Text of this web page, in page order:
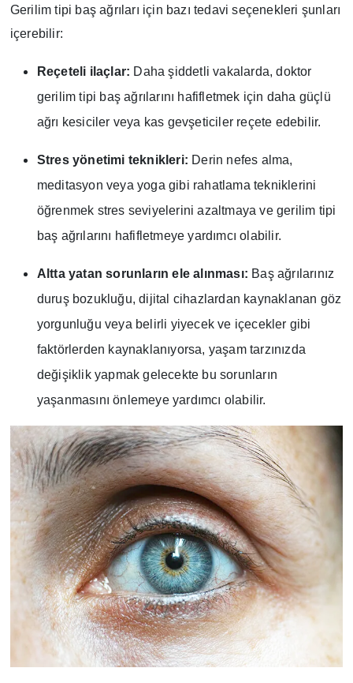
Gerilim tipi baş ağrıları için bazı tedavi seçenekleri şunları
içerebilir:
Reçeteli ilaçlar: Daha şiddetli vakalarda, doktor
gerilim tipi baş ağrılarını hafifletmek için daha güçlü
ağrı kesiciler veya kas gevşeticiler reçete edebilir.
Stres yönetimi teknikleri: Derin nefes alma,
meditasyon veya yoga gibi rahatlama tekniklerini
öğrenmek stres seviyelerini azaltmaya ve gerilim tipi
baş ağrılarını hafifletmeye yardımcı olabilir.
Altta yatan sorunların ele alınması: Baş ağrılarınız
duruş bozukluğu, dijital cihazlardan kaynaklanan göz
yorgunluğu veya belirli yiyecek ve içecekler gibi
faktörlerden kaynaklanıyorsa, yaşam tarzınızda
değişiklik yapmak gelecekte bu sorunların
yaşanmasını önlemeye yardımcı olabilir.